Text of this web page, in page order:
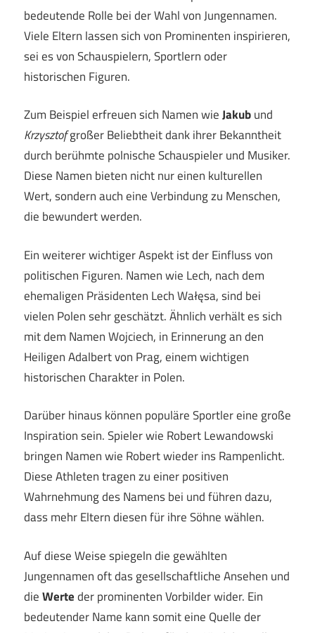
bedeutende Rolle bei der Wahl von Jungennamen.
Viele Eltern lassen sich von Prominenten inspirieren,
sei es von Schauspielern, Sportlern oder
historischen Figuren.
Zum Beispiel erfreuen sich Namen wieJakubund
Krzysztofgroßer Beliebtheit dank ihrer Bekanntheit
durch berühmte polnische Schauspieler und Musiker.
Diese Namen bieten nicht nur einen kulturellen
Wert, sondern auch eine Verbindung zu Menschen,
die bewundert werden.
Ein weiterer wichtiger Aspekt ist der Einfluss von
politischen Figuren. Namen wie Lech, nach dem
ehemaligen Präsidenten Lech Wałęsa, sind bei
vielen Polen sehr geschätzt. Ähnlich verhält es sich
mit dem Namen Wojciech, in Erinnerung an den
Heiligen Adalbert von Prag, einem wichtigen
historischen Charakter in Polen.
Darüber hinaus können populäre Sportler eine große
Inspiration sein. Spieler wie Robert Lewandowski
bringen Namen wie Robert wieder ins Rampenlicht.
Diese Athleten tragen zu einer positiven
Wahrnehmung des Namens bei und führen dazu,
dass mehr Eltern diesen für ihre Söhne wählen.
Auf diese Weise spiegeln die gewählten
Jungennamen oft das gesellschaftliche Ansehen und
dieWerteder prominenten Vorbilder wider. Ein
bedeutender Name kann somit eine Quelle der